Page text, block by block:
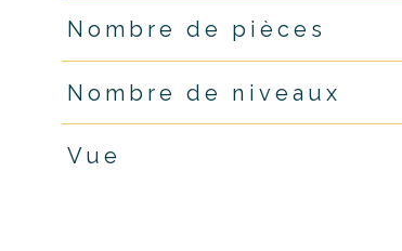
Nombre de pièces
Nombre de niveaux
Vue